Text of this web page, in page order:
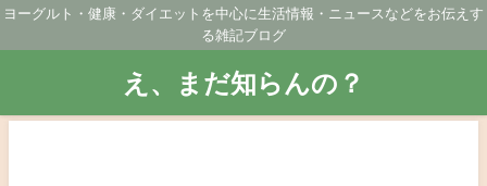
ヨーグルト・健康・ダイエットを中心に生活情報・ニュースなどをお伝えす
る雑記ブログ
え、まだ知らんの？